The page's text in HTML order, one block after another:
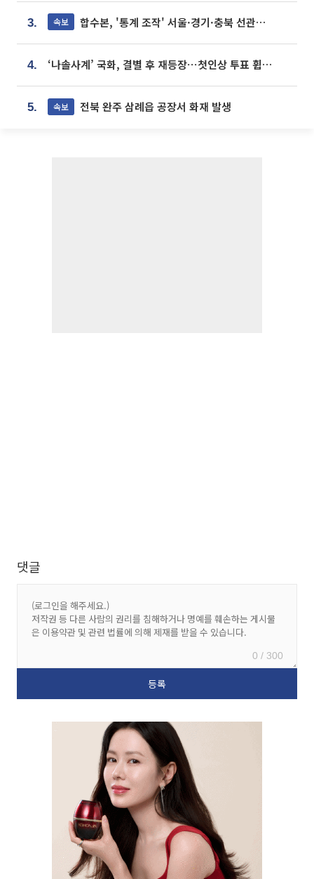
3. 속보 합수본, '통계 조작' 서울·경기·충북 선관위 등 추가 압수수색
4. ‘나솔사계’ 국화, 결별 후 재등장⋯첫인상 투표 휩쓸고 ‘인기녀’ 등극
5. 속보 전북 완주 삼례읍 공장서 화재 발생
댓글
0 / 300